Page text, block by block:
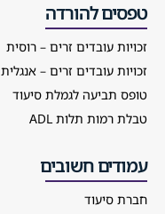
טפסים להורדה
זכויות עובדים זרים – רוסית
זכויות עובדים זרים – אנגלית
טופס תביעה לגמלת סיעוד
טבלת רמות תלות ADL
עמודים חשובים
חברת סיעוד